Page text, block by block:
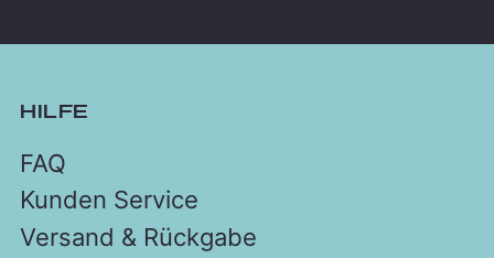
HILFE
FAQ
Kunden Service
Versand & Rückgabe